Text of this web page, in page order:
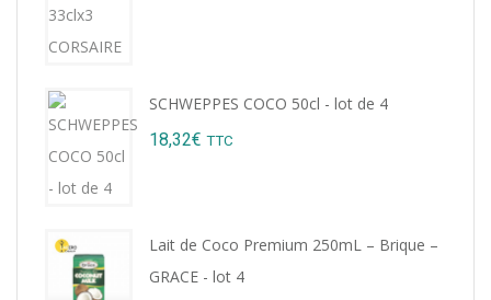
SCHWEPPES COCO 50cl - lot de 4
18,32€ TTC
Lait de Coco Premium 250mL – Brique –
GRACE - lot 4